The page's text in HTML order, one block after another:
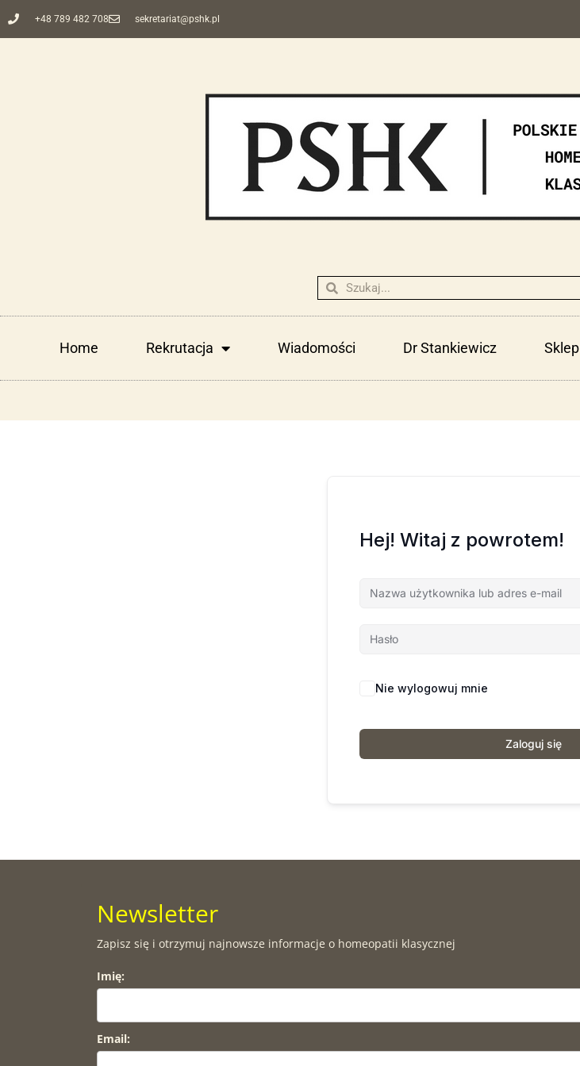
+48 789 482 708 sekretariat@pshk.pl
Home Rekrutacja Wiadomości Dr Stankiewicz Sklep
Hej! Witaj z powrotem!
Nie wylogowuj mnie
Zaloguj się
Newsletter
Zapisz się i otrzymuj najnowsze informacje o homeopatii klasycznej
Imię:
Email: